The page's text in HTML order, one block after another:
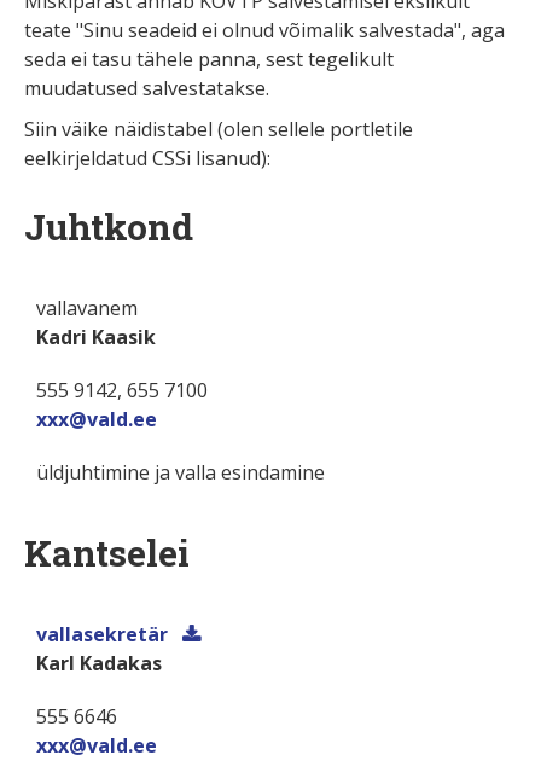
teate "Sinu seadeid ei olnud võimalik salvestada", aga
seda ei tasu tähele panna, sest tegelikult
muudatused salvestatakse.
Siin väike näidistabel (olen sellele portletile
eelkirjeldatud CSSi lisanud):
Juhtkond
vallavanem
Kadri Kaasik
555 9142, 655 7100
xxx@vald.ee
üldjuhtimine ja valla esindamine
Kantselei
vallasekretär
Karl Kadakas
555 6646
xxx@vald.ee